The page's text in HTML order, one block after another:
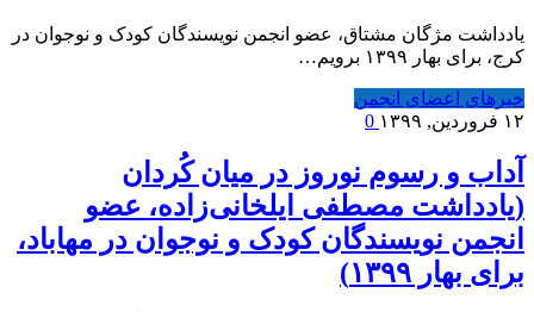
یادداشت مژگان مشتاق، عضو انجمن نویسندگان کودک و نوجوان در
کرج، برای بهار ۱۳۹۹ برویم…
خبرهای اعضای انجمن
۱۲ فروردین, ۱۳۹۹
آداب و رسوم نوروز در میان کُردان
(یادداشت مصطفی ایلخانی‌زاده، عضو
انجمن نویسندگان کودک و نوجوان در مهاباد،
برای بهار ۱۳۹۹)